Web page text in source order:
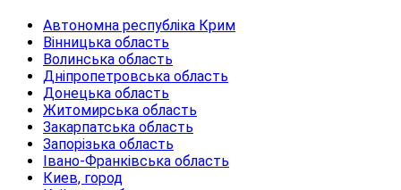
Автономна республіка Крим
Вінницька область
Волинська область
Дніпропетровська область
Донецька область
Житомирська область
Закарпатська область
Запорізька область
Івано-Франківська область
Киев, город